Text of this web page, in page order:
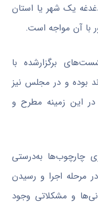
یک شهر یا استان
با آن مواجه است.
برگزارشده با
بوده و در مجلس نیز
این زمینه مطرح و
چارچوب‌ها به‌درستی
مرحله اجرا و رسیدن
و مشکلاتی وجود